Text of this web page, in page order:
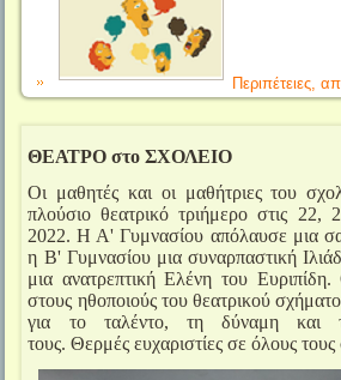
Περιπέτειες,
ΘΕΑΤΡΟ στο ΣΧΟΛΕΙΟ
Οι μαθητές και οι μαθήτριες του
πλούσιο θεατρικό τριήμερο στις 22,
2022. Η Α' Γυμνασίου απόλαυσε μια
η Β' Γυμνασίου μια συναρπαστική
μια ανατρεπτική Ελένη του Ευριπίδη.
στους ηθοποιούς του θεατρικού
για το ταλέντο, τη δύναμη και
τους.Θερμές ευχαριστίες σε όλους τους